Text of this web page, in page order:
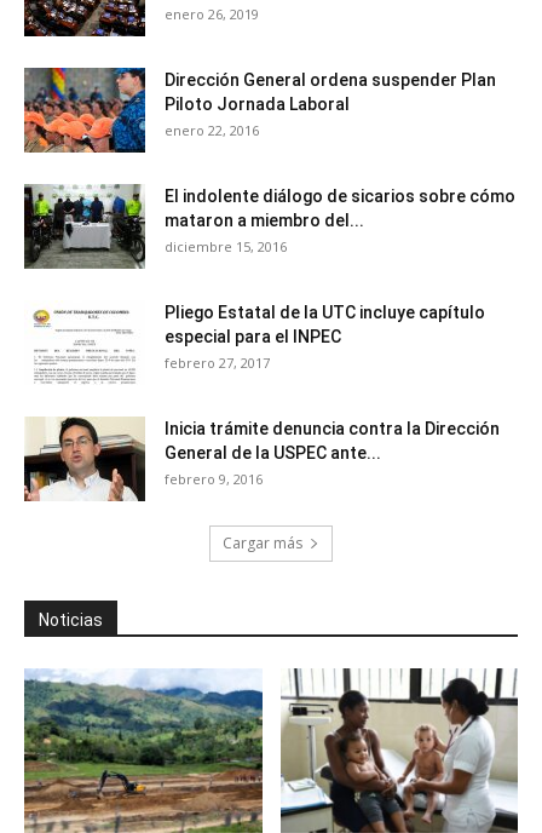
enero 26, 2019
Dirección General ordena suspender Plan
Piloto Jornada Laboral
enero 22, 2016
El indolente diálogo de sicarios sobre cómo
mataron a miembro del...
diciembre 15, 2016
Pliego Estatal de la UTC incluye capítulo
especial para el INPEC
febrero 27, 2017
Inicia trámite denuncia contra la Dirección
General de la USPEC ante...
febrero 9, 2016
Cargar más
Noticias